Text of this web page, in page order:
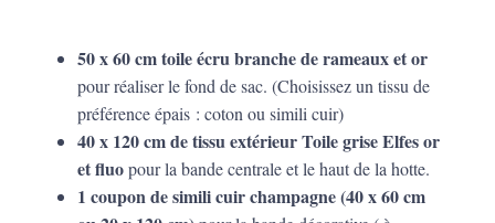
50 x 60 cm toile écru branche de rameaux et or
pour réaliser le fond de sac. (Choisissez un tissu de
préférence épais : coton ou simili cuir)
40 x 120 cm de tissu extérieur Toile grise Elfes or
et fluopour la bande centrale et le haut de la hotte.
1 coupon de simili cuir champagne (40 x 60 cm